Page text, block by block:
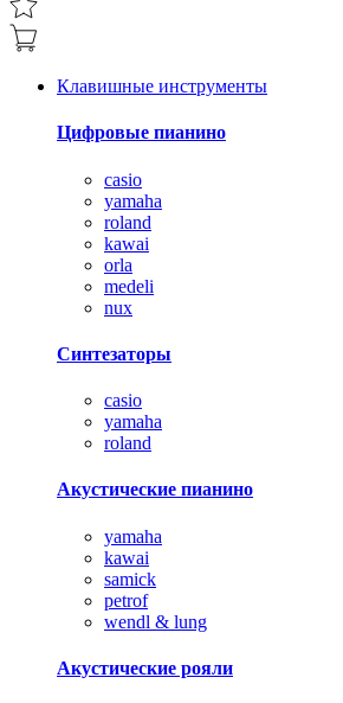
Клавишные инструменты
Цифровые пианино
casio
yamaha
roland
kawai
orla
medeli
nux
Синтезаторы
casio
yamaha
roland
Акустические пианино
yamaha
kawai
samick
petrof
wendl & lung
Акустические рояли